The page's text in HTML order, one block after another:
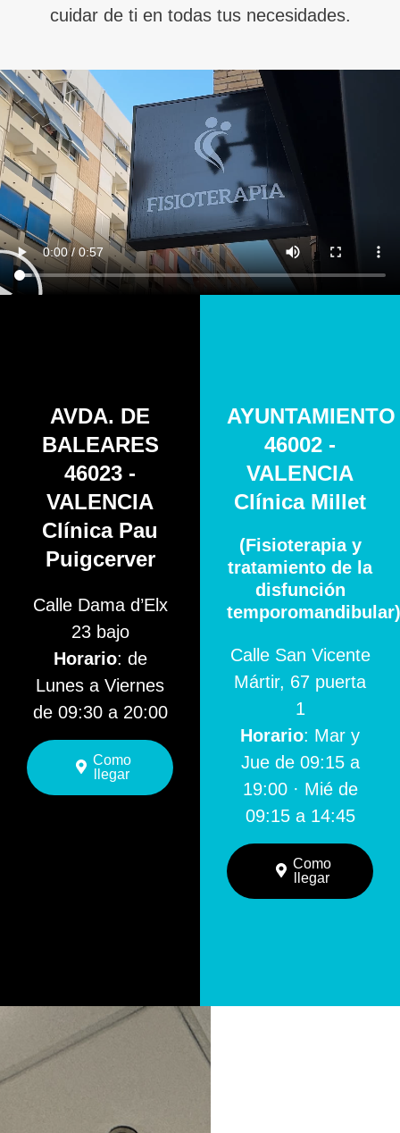
cuidar de ti en todas tus necesidades.
AVDA. DE
BALEARES
46023 -
VALENCIA
Clínica Pau
Puigcerver
Calle Dama d’Elx
23 bajo
Horario: de
Lunes a Viernes
de 09:30 a 20:00
Como
llegar
AYUNTAMIENTO
46002 -
VALENCIA
Clínica Millet
(Fisioterapia y
tratamiento de la
disfunción
temporomandibular)
Calle San Vicente
Mártir, 67 puerta
1
Horario: Mar y
Jue de 09:15 a
19:00 · Mié de
09:15 a 14:45
Como
llegar